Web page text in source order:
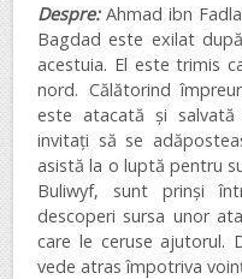
Despre:Ahmad ibn
Bagdad este exilat
acestuia. El este trimis
nord. Călătorind
este atacată și
invitați să se
asistă la o luptă pentru
Buliwyf, sunt prinși
descoperi sursa unor
care le ceruse ajutorul.
vede atras împotriva